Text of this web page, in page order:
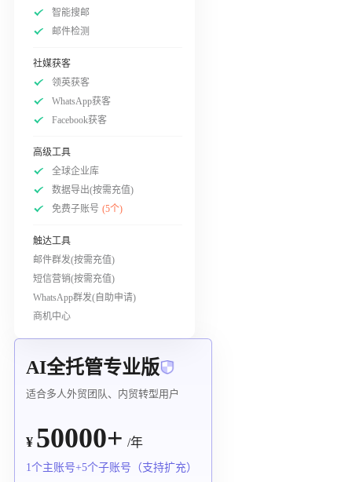
智能搜邮
邮件检测
社媒获客
领英获客
WhatsApp获客
Facebook获客
高级工具
全球企业库
数据导出(按需充值)
免费子账号 (5个)
触达工具
邮件群发(按需充值)
短信营销(按需充值)
WhatsApp群发(自助申请)
商机中心
AI全托管专业版
适合多人外贸团队、内贸转型用户
¥ 50000+ /年
1个主账号+5个子账号（支持扩充）